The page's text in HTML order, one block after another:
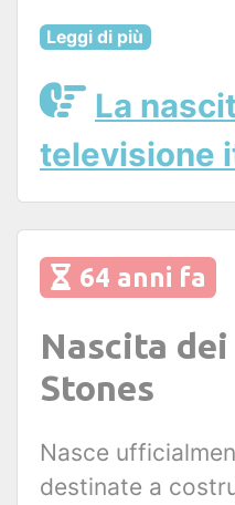
Leggi di più
La
televisione
64 anni fa
Nascita
Stones
Nasce
destinate a